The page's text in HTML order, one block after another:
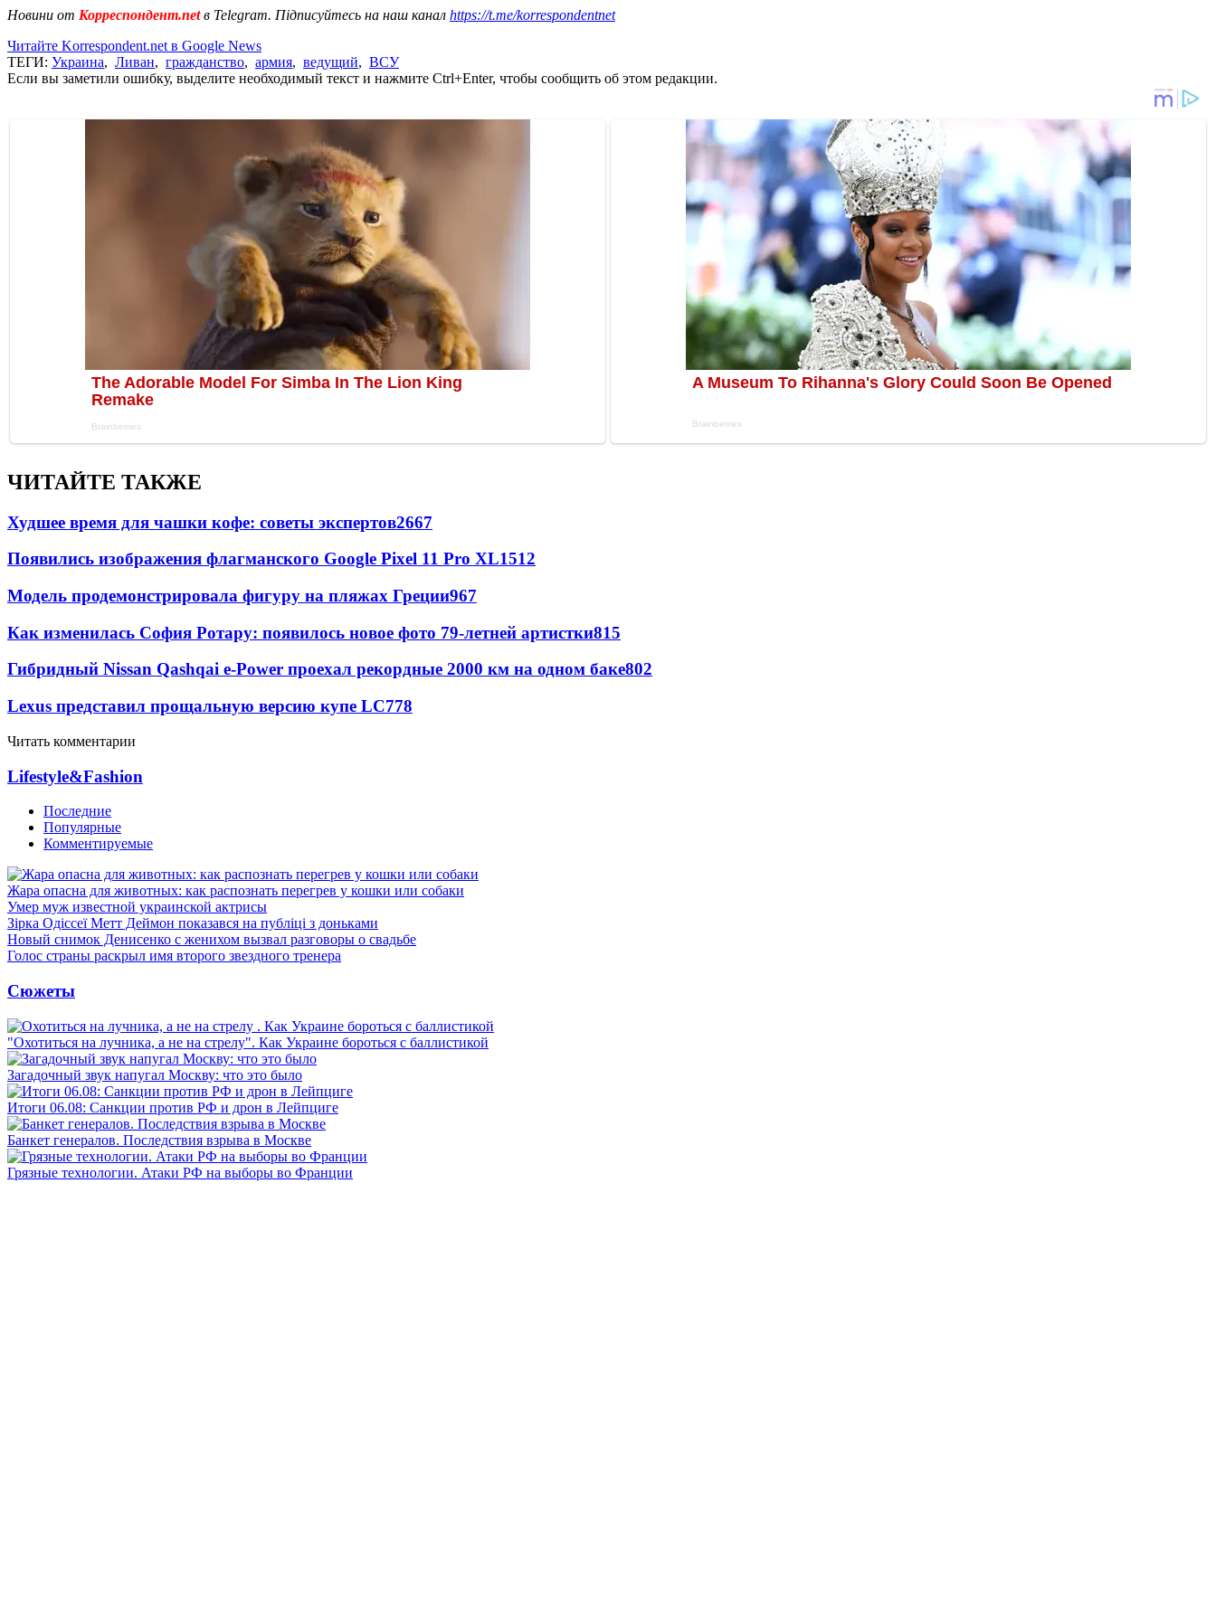
Новини от Корреспондент.netв Telegram. Підписуйтесь на наш канал https://t.me/korrespondentnet
Читайте Korrespondent.net в Google News
ТЕГИ: Украина, Ливан, гражданство, армия, ведущий, ВСУ
Если вы заметили ошибку, выделите необходимый текст и нажмите Ctrl+Enter, чтобы сообщить об этом редакции.
ЧИТАЙТЕ ТАКЖЕ
Худшее время для чашки кофе: советы экспертов2667
Появились изображения флагманского Google Pixel 11 Pro XL1512
Модель продемонстрировала фигуру на пляжах Греции967
Как изменилась София Ротару: появилось новое фото 79-летней артистки815
Гибридный Nissan Qashqai e-Power проехал рекордные 2000 км на одном баке802
Lexus представил прощальную версию купе LC778
Читать комментарии
Lifestyle&Fashion
Последние
Популярные
Комментируемые
Жара опасна для животных: как распознать перегрев у кошки или собаки
Умер муж известной украинской актрисы
Зірка Одіссеї Метт Деймон показався на публіці з доньками
Новый снимок Денисенко с женихом вызвал разговоры о свадьбе
Голос страны раскрыл имя второго звездного тренера
Сюжеты
"Охотиться на лучника, а не на стрелу". Как Украине бороться с баллистикой
Загадочный звук напугал Москву: что это было
Итоги 06.08: Санкции против РФ и дрон в Лейпциге
Банкет генералов. Последствия взрыва в Москве
Грязные технологии. Атаки РФ на выборы во Франции